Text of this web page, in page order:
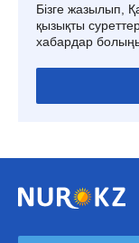
Бізге жазылып,
қызықты
хабардар